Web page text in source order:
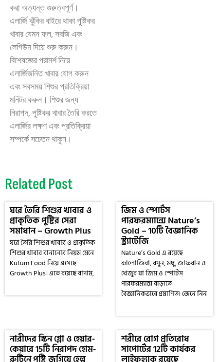
করা অত্যন্ত গুরুত্বপূর্ণ।
এলার্জি ঝুঁকির বাইরে থাকা পুষ্টিকর
খাবার যেমন ফল, সবজি এবং
লেগিউম দিয়ে শুরু করুন।
বিশেষজ্ঞের পরামর্শ নিয়ে
এলার্জিজনিত খাবার যোগ করুন
এবং সবসময় শিশুর প্রতিক্রিয়া
মনিটর করুন। শিশুর জন্য
নিরাপদ, পুষ্টিকর খাবার তৈরি করতে
এলার্জির লক্ষণ এবং প্রতিক্রিয়া
সম্পর্কে সচেতন থাকুন।
Related Post
ঘরে তৈরি শিশুর খাবার ও
প্রাকৃতিক পুষ্টির সেরা
সমাধান – Growth Plus
ঘরে তৈরি শিশুর খাবার ও প্রাকৃতিক
শিশুর খাবার বানানোর নিয়ম মেনে
Kutum Food নিয়ে এসেছে
Growth Plus। এতে রয়েছে বাদাম,
জিম ও স্পোর্টস
পারফরম্যান্সে Nature’s
Gold – 10টি বৈজ্ঞানিক
স্ট্র্যাটেজি
Nature’s Gold এ রয়েছে
কালোজিরা, রসুন, মধু, জাফরান ও
খেজুর যা জিম ও স্পোর্টস
পারফরম্যান্স বাড়াতে
বৈজ্ঞানিকভাবে প্রমাণিত। জেনে নিন
নারীদের স্কিন গ্লো ও হেয়ার-
কেয়ারে 15টি নিরাপদ হোম-
শরীরে রোগ প্রতিরোধ
সাপোর্টের 12টি কার্যকর